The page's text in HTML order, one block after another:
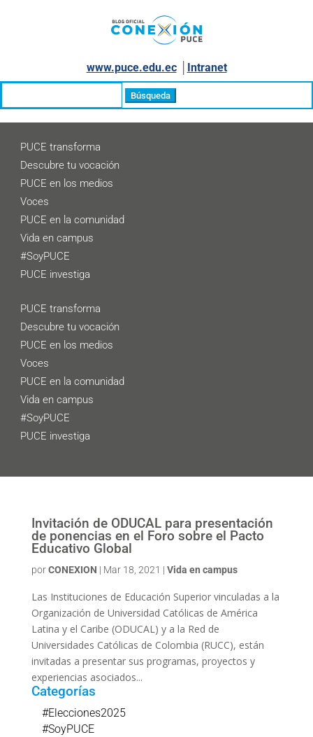
www.puce.edu.ec│ Intranet
PUCE transforma
Descubre tu vocación
PUCE en los medios
Voces
PUCE en la comunidad
Vida en campus
#SoyPUCE
PUCE investiga
PUCE transforma
Descubre tu vocación
PUCE en los medios
Voces
PUCE en la comunidad
Vida en campus
#SoyPUCE
PUCE investiga
Invitación de ODUCAL para presentación
de ponencias en el Foro sobre el Pacto
Educativo Global
porCONEXION | Mar 18, 2021 | Vida en campus
Las Instituciones de Educación Superior vinculadas a la
Organización de Universidad Católicas de América
Latina y el Caribe (ODUCAL) y a la Red de
Universidades Católicas de Colombia (RUCC), están
invitadas a presentar sus programas, proyectos y
experiencias asociados...
Categorías
#Elecciones2025
#SoyPUCE